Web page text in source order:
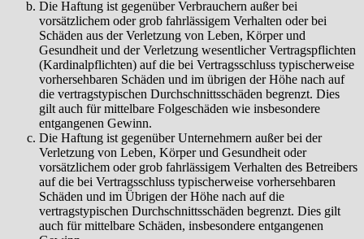
Die Haftung ist gegenüber Verbrauchern außer bei
vorsätzlichem oder grob fahrlässigem Verhalten oder bei
Schäden aus der Verletzung von Leben, Körper und
Gesundheit und der Verletzung wesentlicher Vertragspflichten
(Kardinalpflichten) auf die bei Vertragsschluss typischerweise
vorhersehbaren Schäden und im übrigen der Höhe nach auf
die vertragstypischen Durchschnittsschäden begrenzt. Dies
gilt auch für mittelbare Folgeschäden wie insbesondere
entgangenen Gewinn.
Die Haftung ist gegenüber Unternehmern außer bei der
Verletzung von Leben, Körper und Gesundheit oder
vorsätzlichem oder grob fahrlässigem Verhalten des Betreibers
auf die bei Vertragsschluss typischerweise vorhersehbaren
Schäden und im Übrigen der Höhe nach auf die
vertragstypischen Durchschnittsschäden begrenzt. Dies gilt
auch für mittelbare Schäden, insbesondere entgangenen